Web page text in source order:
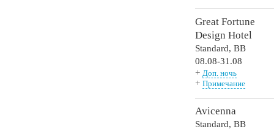
Great Fortune
Design Hotel
Standard,BB
08.08-31.08
+Доп. ночь
+Примечание
Avicenna
Standard,BB